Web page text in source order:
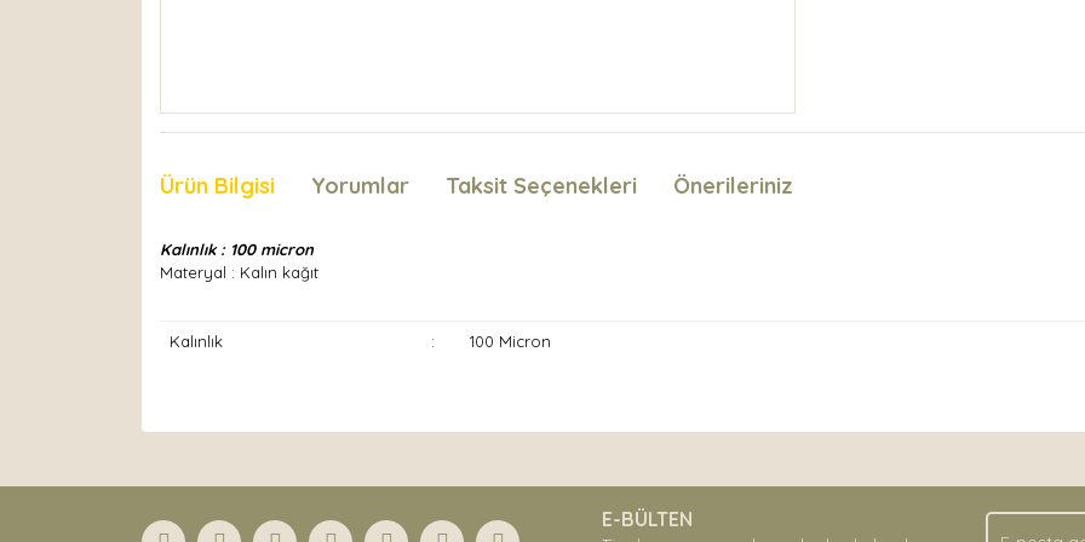
Ürün Bilgisi Yorumlar Taksit Seçenekleri Önerileriniz
Kalınlık : 100 micron
Materyal : Kalın kağıt
Kalınlık : 100 Micron
E-BÜLTEN